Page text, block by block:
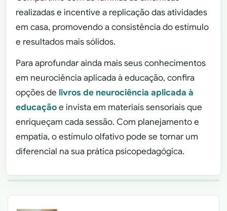
realizadas e incentive a replicação das atividades
em casa, promovendo a consistência do estímulo
e resultados mais sólidos.
Para aprofundar ainda mais seus conhecimentos
em neurociência aplicada à educação, confira
opções de livros de neurociência aplicada à
educaçãoe invista em materiais sensoriais que
enriqueçam cada sessão. Com planejamento e
empatia, o estímulo olfativo pode se tornar um
diferencial na sua prática psicopedagógica.